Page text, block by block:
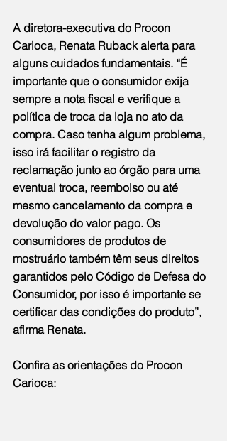
A diretora-executiva do Procon
Carioca, Renata Ruback alerta para
alguns cuidados fundamentais. “É
importante que o consumidor exija
sempre a nota fiscal e verifique a
política de troca da loja no ato da
compra. Caso tenha algum problema,
isso irá facilitar o registro da
reclamação junto ao órgão para uma
eventual troca, reembolso ou até
mesmo cancelamento da compra e
devolução do valor pago. Os
consumidores de produtos de
mostruário também têm seus direitos
garantidos pelo Código de Defesa do
Consumidor, por isso é importante se
certificar das condições do produto”,
afirma Renata.
Confira as orientações do Procon
Carioca: